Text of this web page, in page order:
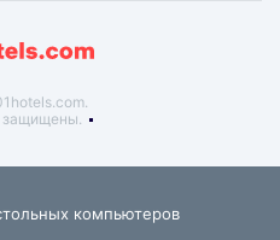
защищены.
компьютеров